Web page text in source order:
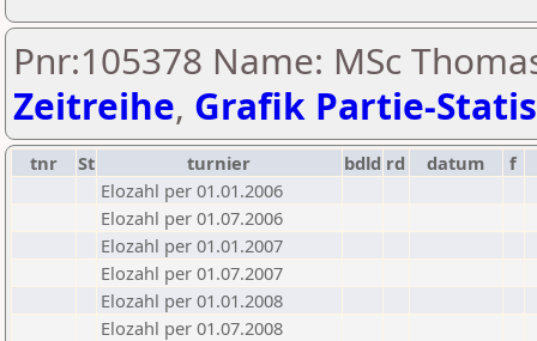
Pnr:105378 Name: MSc
Zeitreihe, Grafik Partie-
tnr St turnier bdld rd datum
f
Elozahl per 01.01.2006
Elozahl per 01.07.2006
Elozahl per 01.01.2007
Elozahl per 01.07.2007
Elozahl per 01.01.2008
Elozahl per 01.07.2008